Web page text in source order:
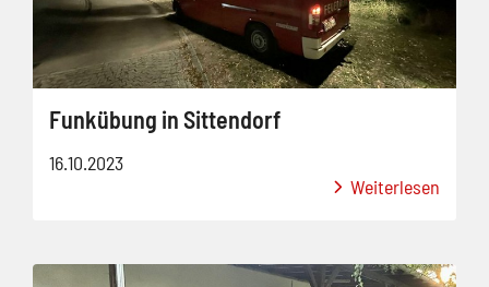
Funkübung in Sittendorf
16.10.2023
Weiterlesen